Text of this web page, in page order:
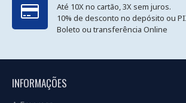
Até 10X no cartão, 3X sem juros.
10% de desconto no depósito ou
Boleto ou transferência Online
INFORMAÇÕES